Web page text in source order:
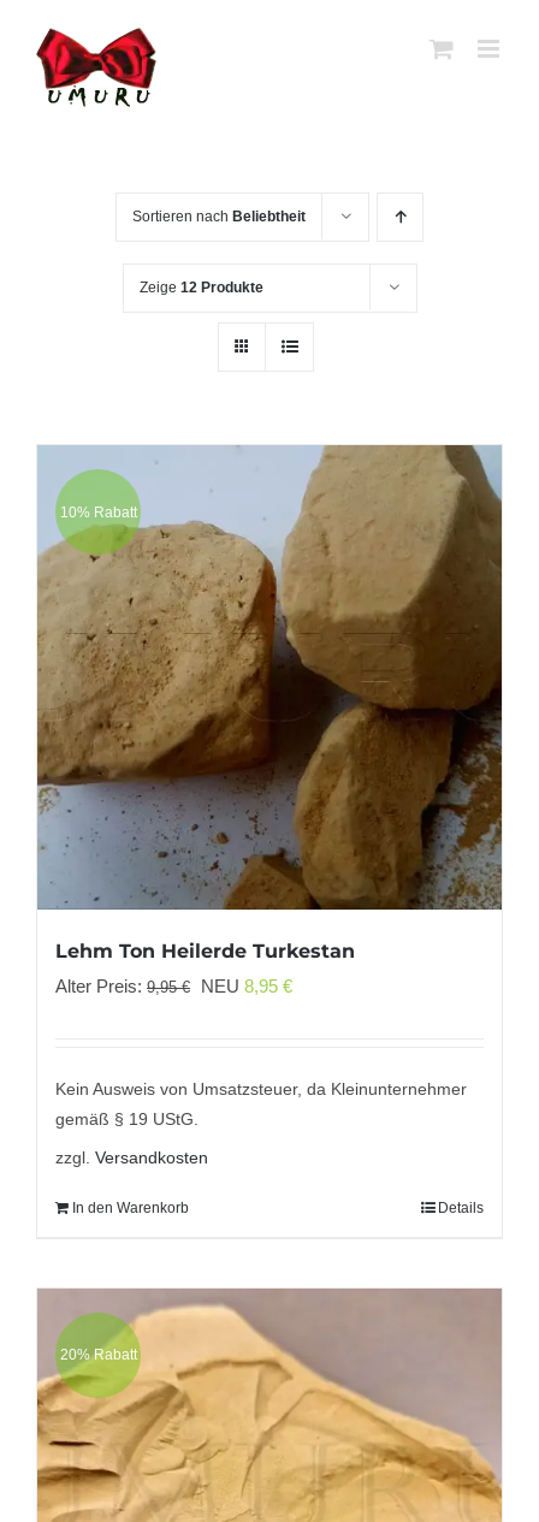
Inhalt
springen
Sortieren nach Beliebtheit
Zeige 12 Produkte
10% Rabatt
Lehm Ton Heilerde Turkestan
Alter Preis: 9,95€
Ursprünglicher
9,95 €
NEU 8,95 €Aktueller
8,95 €.
Kein Ausweis von Umsatzsteuer, da Kleinunternehmer
gemäß § 19 UStG.
zzgl. Versandkosten
In den Warenkorb Details
20% Rabatt